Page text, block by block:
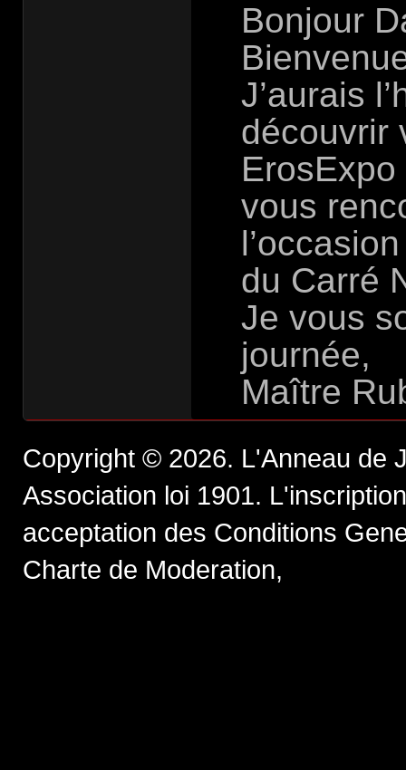
Bonjour
J’aurais
découvrir
vous
du Carré
Je vous
journée,
Maître
Copyright © 2026. L'Anneau de
Association loi 1901.
acceptation des Conditions
Charte de Moderation,